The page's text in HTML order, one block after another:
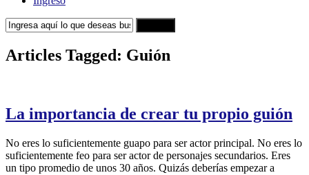
Articles Tagged: Guión
La importancia de crear tu propio guión
No eres lo suficientemente guapo para ser actor principal. No eres lo
suficientemente feo para ser actor de personajes secundarios. Eres
un tipo promedio de unos 30 años. Quizás deberías empezar a